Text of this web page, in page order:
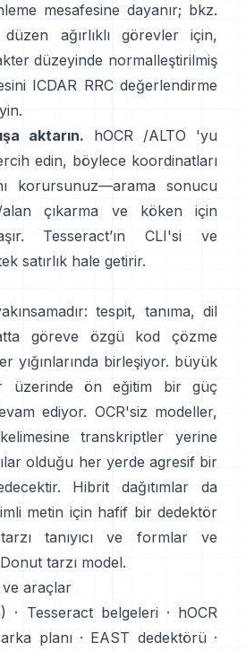
mesafesine dayanır; bkz.
ağırlıklı görevler için,
düzeyinde normalleştirilmiş
ICDAR RRC değerlendirme
aktarın.
hOCR /ALTO
'yu
edin, böylece koordinatları
korursunuz—arama sonucu
alan çıkarma ve köken için
Tesseract’ın CLI'si ve
satırlık hale getirir.
tespit, tanıma, dil
göreve özgü kod çözme
yığınlarında birleşiyor. büyük
üzerinde ön eğitim bir güç
ediyor. OCR'siz modeller,
transkriptler yerine
olduğu her yerde agresif bir
Hibrit dağıtımlar da
metin için hafif bir dedektör
tanıyıcı ve formlar ve
tarzı model.
araçlar
· Tesseract belgeleri· hOCR
planı· EAST dedektörü ·